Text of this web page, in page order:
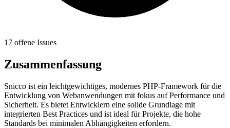
17 offene Issues
Zusammenfassung
Snicco ist ein leichtgewichtiges, modernes PHP-Framework für die
Entwicklung von Webanwendungen mit fokus auf Performance und
Sicherheit. Es bietet Entwicklern eine solide Grundlage mit
integrierten Best Practices und ist ideal für Projekte, die hohe
Standards bei minimalen Abhängigkeiten erfordern.